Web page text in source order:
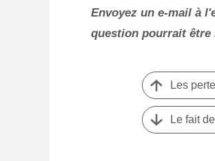
Envoyez un e-mail à
question pourrait être